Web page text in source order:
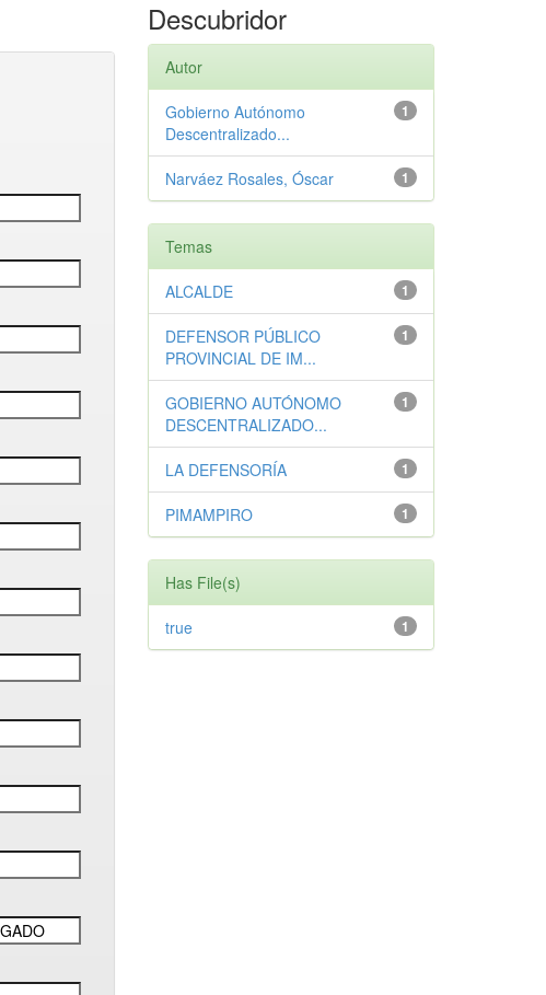
Descubridor
Autor
1
Gobierno Autónomo
Descentralizado...
1
Narváez Rosales, Óscar
Temas
1
ALCALDE
1
DEFENSOR PÚBLICO
PROVINCIAL DE IM...
1
GOBIERNO AUTÓNOMO
DESCENTRALIZADO...
1
LA DEFENSORÍA
1
PIMAMPIRO
Has File(s)
1
true